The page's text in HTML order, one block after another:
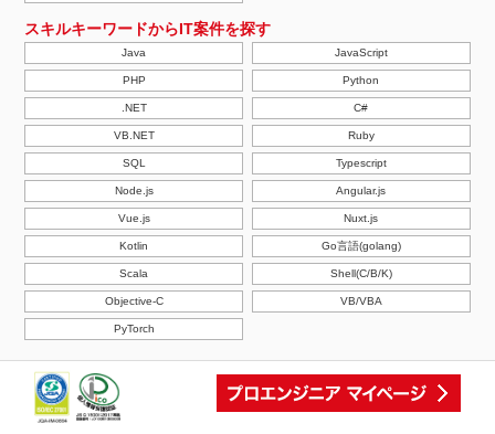
スキルキーワードからIT案件を探す
Java JavaScript
PHP Python
.NET C#
VB.NET Ruby
SQL Typescript
Node.js Angular.js
Vue.js Nuxt.js
Kotlin Go言語(golang)
Scala Shell(C/B/K)
Objective-C VB/VBA
PyTorch